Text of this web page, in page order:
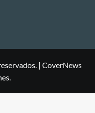
| CoverNews